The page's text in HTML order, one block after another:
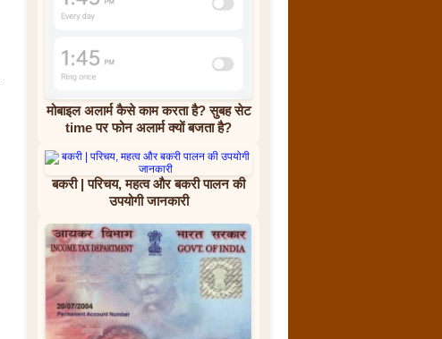
मोबाइल अलार्म कैसे काम करता है? सुबह सेट
time पर फोन अलार्म क्यों बजता है?
बकरी | परिचय, महत्व और बकरी पालन की
उपयोगी जानकारी